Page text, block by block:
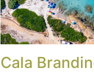
Cala